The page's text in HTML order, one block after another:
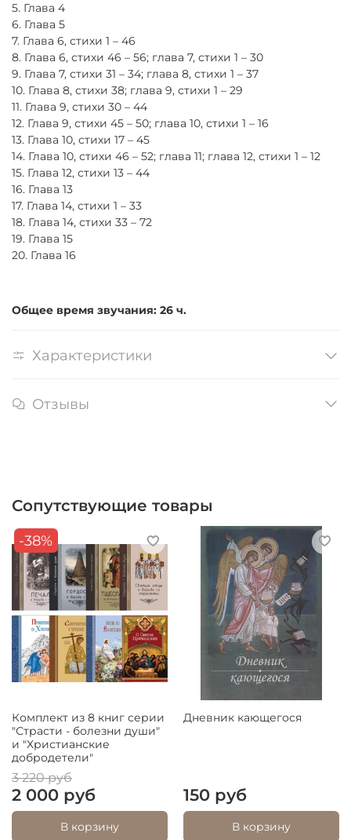
5. Глава 4
6. Глава 5
7. Глава 6, стихи 1 – 46
8. Глава 6, стихи 46 – 56; глава 7, стихи 1 – 30
9. Глава 7, стихи 31 – 34; глава 8, стихи 1 – 37
10. Глава 8, стихи 38; глава 9, стихи 1 – 29
11. Глава 9, стихи 30 – 44
12. Глава 9, стихи 45 – 50; глава 10, стихи 1 – 16
13. Глава 10, стихи 17 – 45
14. Глава 10, стихи 46 – 52; глава 11; глава 12, стихи 1 – 12
15. Глава 12, стихи 13 – 44
16. Глава 13
17. Глава 14, стихи 1 – 33
18. Глава 14, стихи 33 – 72
19. Глава 15
20. Глава 16
Общее время звучания: 26 ч.
Характеристики
Отзывы
Сопутствующие товары
-38%
Комплект из 8 книг серии
"Страсти - болезни души"
и "Христианские
добродетели"
3 220 руб
2 000 руб
В корзину
Дневник кающегося
150 руб
В корзину